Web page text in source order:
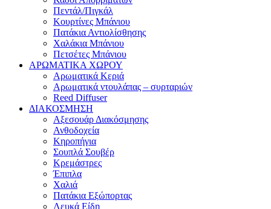
Πεντάλ/Πιγκάλ
Κουρτίνες Μπάνιου
Πατάκια Αντιολίσθησης
Χαλάκια Μπάνιου
Πετσέτες Μπάνιου
ΑΡΩΜΑΤΙΚΑ ΧΩΡΟΥ
Αρωματικά Κεριά
Αρωματικά ντουλάπας – συρταριών
Reed Diffuser
ΔΙΑΚΟΣΜΗΣΗ
Αξεσουάρ Διακόσμησης
Ανθοδοχεία
Κηροπήγια
Σουπλά Σουβέρ
Κρεμάστρες
Έπιπλα
Χαλιά
Πατάκια Εξώπορτας
Λευκά Είδη